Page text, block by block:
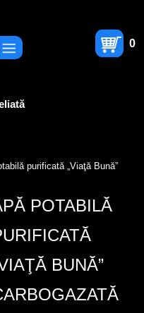
0
purificată „Viaţă Bună”
POTABILĂ
BUNĂ”